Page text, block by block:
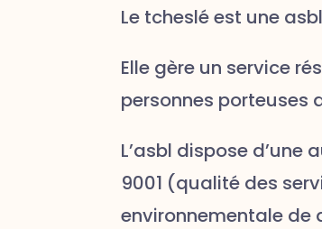
Le tcheslé est une
Elle gère un service
personnes porteuses
L’asbl dispose d’une
9001 (qualité des
environnementale de